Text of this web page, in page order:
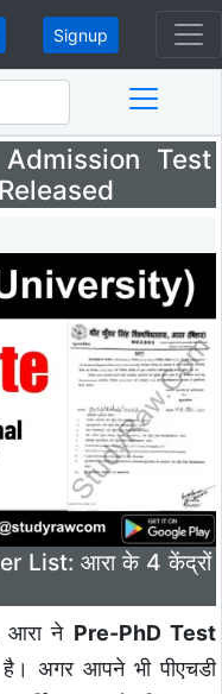
Signup
Test
List: आरा के 4 केंद्रों
आरा ने Pre-PhD Test
है। अगर आपने भी पीएचडी